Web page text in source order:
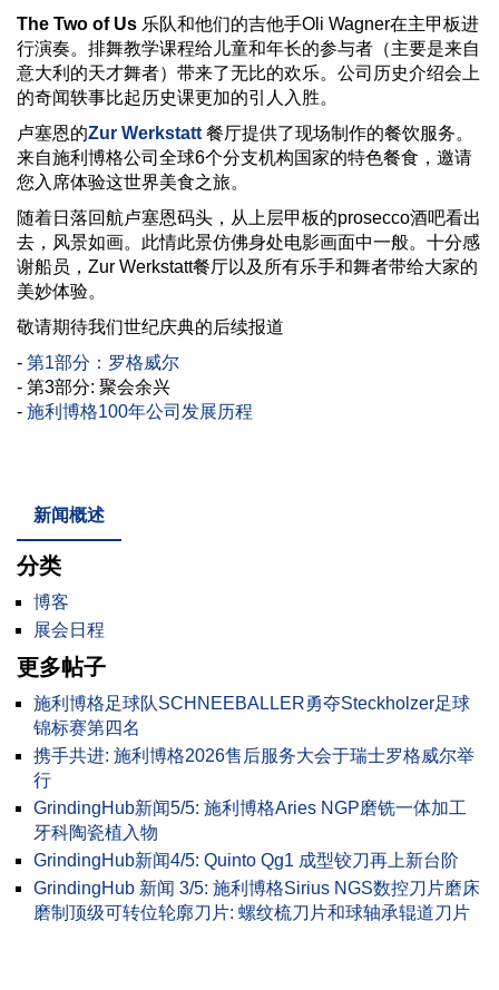
The Two of Us 乐队和他们的吉他手Oli Wagner在主甲板进
行演奏。排舞教学课程给儿童和年长的参与者（主要是来自
意大利的天才舞者）带来了无比的欢乐。公司历史介绍会上
的奇闻轶事比起历史课更加的引人入胜。
卢塞恩的Zur Werkstatt 餐厅提供了现场制作的餐饮服务。
来自施利博格公司全球6个分支机构国家的特色餐食，邀请
您入席体验这世界美食之旅。
随着日落回航卢塞恩码头，从上层甲板的prosecco酒吧看出
去，风景如画。此情此景仿佛身处电影画面中一般。十分感
谢船员，Zur Werkstatt餐厅以及所有乐手和舞者带给大家的
美妙体验。
敬请期待我们世纪庆典的后续报道
- 第1部分：罗格威尔
- 第3部分: 聚会余兴
- 施利博格100年公司发展历程
新闻概述
分类
博客
展会日程
更多帖子
施利博格足球队SCHNEEBALLER勇夺Steckholzer足球
锦标赛第四名
携手共进: 施利博格2026售后服务大会于瑞士罗格威尔举
行
GrindingHub新闻5/5: 施利博格Aries NGP磨铣一体加工
牙科陶瓷植入物
GrindingHub新闻4/5: Quinto Qg1 成型铰刀再上新台阶
GrindingHub 新闻 3/5: 施利博格Sirius NGS数控刀片磨床
磨制顶级可转位轮廓刀片: 螺纹梳刀片和球轴承辊道刀片